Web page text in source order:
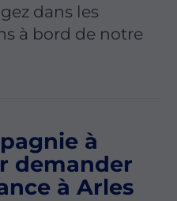
dans les
à bord de notre
à
demander
à Arles